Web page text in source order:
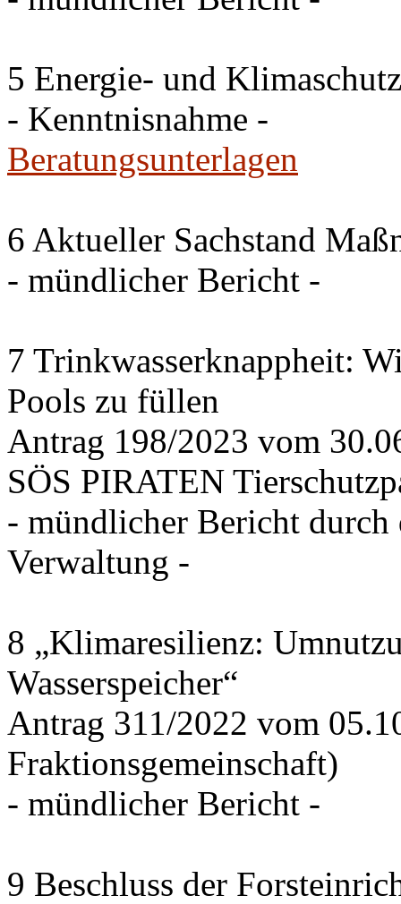
5 Energie- und
- Kenntnisnahme -
Beratungsunterlagen
6 Aktueller Sachstand
- mündlicher Bericht -
7 Trinkwasserknappheit:
Pools zu füllen
Antrag 198/2023 vom
SÖS PIRATEN
- mündlicher Bericht
Verwaltung -
8 „Klimaresilienz:
Wasserspeicher“
Antrag 311/2022 vom
Fraktionsgemeinschaft)
- mündlicher Bericht -
9 Beschluss der